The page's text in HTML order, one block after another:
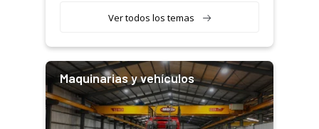
Ver todos los temas
Maquinarias y vehículos